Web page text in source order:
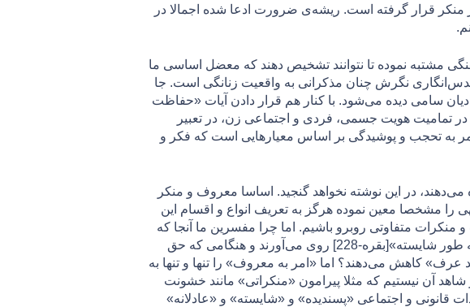
منکر قرار گرفته است. ریشه‌ی ضرورت ادعا شده اجمالا در
مشتبه نموده تا نتوانند تشخیص دهند که معضل اساسی ما
نگرش چنان مذکرانی به واقعیت زنانگی است. جا
سامی دیده می‌شود. با کنار هم قرار دادن آیات «حفاظت
تمامیت هویت جسمی، فردی و اجتماعی زن، در تعبیر
به تحجب و پوشیدگی بر اساس معیارهایی است که فکر و
می‌دهند، در این نوشته نخواهد گنجید. اساسا معروف و منکر
را مشخصا معین نموده هرگز به تعریف انواع و اقسام این
منکرات متفاوتی روبرو باشیم. اما چرا مفسرین ما آنجا که
به «معروف» در آیات طلاق می‌رسند به تعابیری چون «به طرز پسندیده» [بقره-231] و یا «به طور شایسته»[بقره-228] روی می‌آورند و هنگامی که حق
کاهش می‌دهند؟ اما «امر به معروف» را تنها و تنها به
آن نیستیم که مثلا پیرامون «منکراتی» مانند خشونت
قانونی و اجتماعی «پسندیده» و «شایسته» و «عادلانه»